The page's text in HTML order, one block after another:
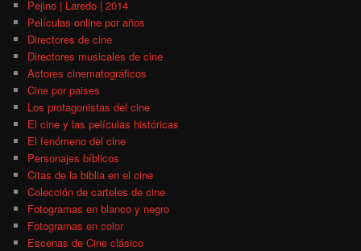
Pejino | Laredo | 2014
Películas online por años
Directores de cine
Directores musicales de cine
Actores cinematográficos
Cine por paises
Los protagonistas del cine
El cine y las películas históricas
El fenómeno del cine
Personajes bíblicos
Citas de la biblia en el cine
Colección de carteles de cine
Fotogramas en blanco y negro
Fotogramas en color
Escenas de Cine clásico